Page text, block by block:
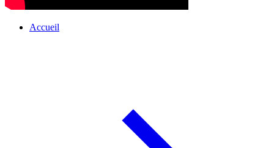
Accueil